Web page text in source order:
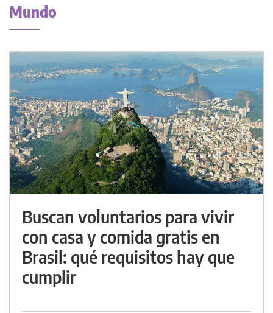
Mundo
Buscan voluntarios para vivir
con casa y comida gratis en
Brasil: qué requisitos hay que
cumplir